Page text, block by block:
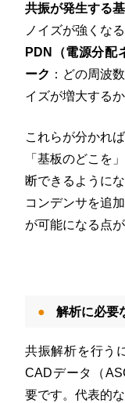
共振が発生する
ノイズが強くな
PDN（電源分配
ーク ：どの周波
イズが増大するか
これらが分かれ
「基板のどこを
断できるように
コンデンサを追
が可能になる点
解析に必要
共振解析を行う
CADデータ（
要です。代表的